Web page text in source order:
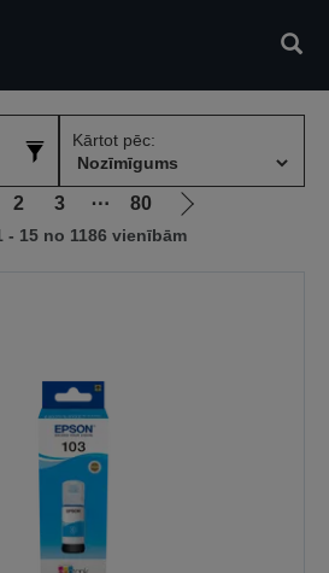
Kārtot pēc:
2 3 ⋯ 80
Iet
uz
- 15 no 1186 vienībām